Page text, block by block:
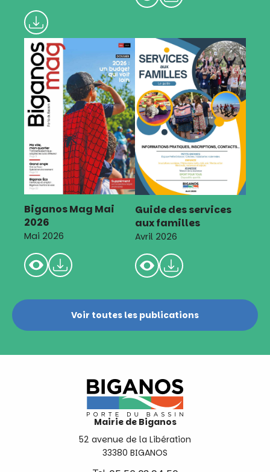
Biganos Mag Mai
2026
Mai 2026
Guide des services
aux familles
Avril 2026
Voir toutes les publications
Mairie de Biganos
52 avenue de la Libération
33380 BIGANOS